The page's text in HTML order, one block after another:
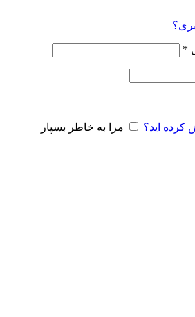
*
کرده اید؟ مرا به خاطر بسپار